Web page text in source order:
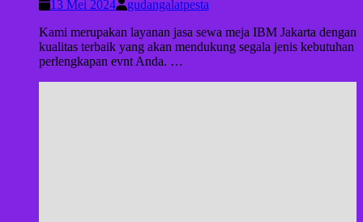
13 Mei 2024
gudangalatpesta
Kami merupakan layanan jasa sewa meja IBM Jakarta dengan
kualitas terbaik yang akan mendukung segala jenis kebutuhan
perlengkapan evnt Anda. …